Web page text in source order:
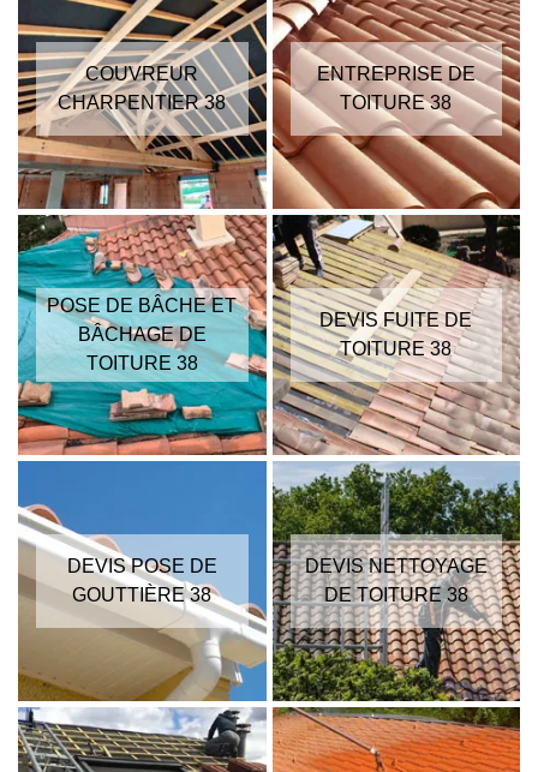
COUVREUR
CHARPENTIER 38
ENTREPRISE DE
TOITURE 38
POSE DE BÂCHE ET
BÂCHAGE DE
TOITURE 38
DEVIS FUITE DE
TOITURE 38
DEVIS POSE DE
GOUTTIÈRE 38
DEVIS NETTOYAGE
DE TOITURE 38